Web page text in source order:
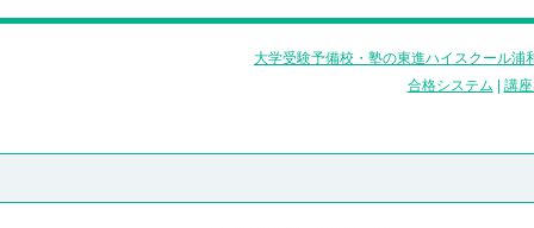
大学受験予備校・塾の東進ハイスクール浦
合格システム
講